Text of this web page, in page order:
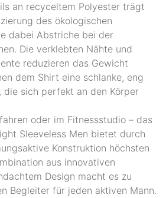
an recyceltem Polyester trägt
des ökologischen
dabei Abstriche bei der
Die verklebten Nähte und
reduzieren das Gewicht
dem Shirt eine schlanke, eng
die sich perfekt an den Körper
oder im Fitnessstudio – das
Sleeveless Men bietet durch
Konstruktion höchsten
aus innovativen
Design macht es zu
Begleiter für jeden aktiven Mann.